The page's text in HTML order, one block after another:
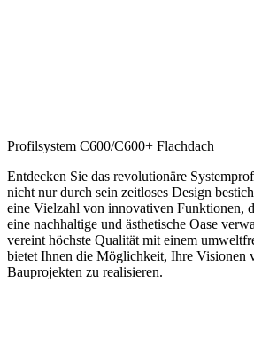
Profilsystem C600/C600+ Flachdach
Entdecken Sie das revolutionäre
nicht nur durch sein zeitloses Design
eine Vielzahl von innovativen Funktionen,
eine nachhaltige und ästhetische Oase
vereint höchste Qualität mit einem
bietet Ihnen die Möglichkeit, Ihre Visionen
Bauprojekten zu realisieren.